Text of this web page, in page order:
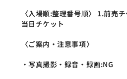
〈入場順:整理番号順〉 1.前売
当日チケット
〈ご案内・注意事項〉
・写真撮影・録音・録画:NG